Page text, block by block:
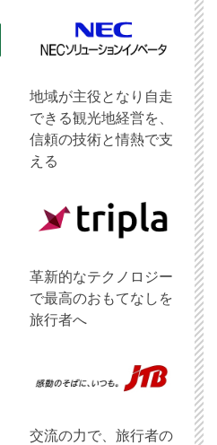
地域が主役となり自走
できる観光地経営を、
信頼の技術と情熱で支
える
革新的なテクノロジー
で最高のおもてなしを
旅行者へ
交流の力で、旅行者の